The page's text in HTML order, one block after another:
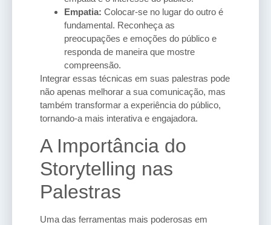
Empatia: Colocar-se no lugar do outro é
fundamental. Reconheça as
preocupações e emoções do público e
responda de maneira que mostre
compreensão.
Integrar essas técnicas em suas palestras pode
não apenas melhorar a sua comunicação, mas
também transformar a experiência do público,
tornando-a mais interativa e engajadora.
A Importância do
Storytelling nas
Palestras
Uma das ferramentas mais poderosas em